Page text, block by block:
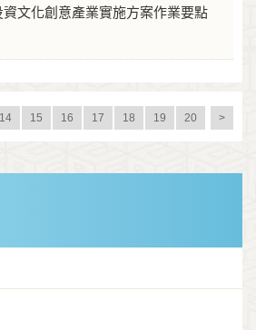
文化創意產業實施方案作業要點
14 15 16 17 18 19 20 >